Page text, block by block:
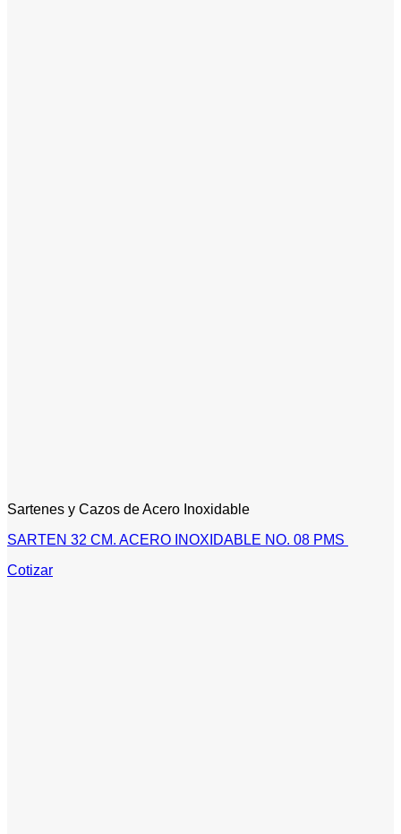
Sartenes y Cazos de Acero Inoxidable
SARTEN 32 CM. ACERO INOXIDABLE NO. 08 PMS
Cotizar